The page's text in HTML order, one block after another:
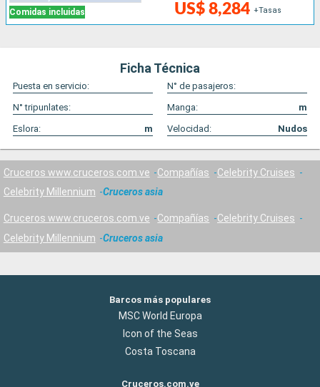
Comidas incluidas US$ 8,284 +Tasas
Ficha Técnica
Puesta en servicio:
N° de pasajeros:
N° tripunlates:
Manga:
m
Eslora:
m Velocidad: Nudos
Cruceros www.cruceros.com.ve Compañías
Celebrity Cruises
Celebrity Millennium
Cruceros asia
Cruceros www.cruceros.com.ve Compañías
Celebrity Cruises
Celebrity Millennium
Cruceros asia
Barcos más populares
MSC World Europa
Icon of the Seas
Costa Toscana
Cruceros.com.ve